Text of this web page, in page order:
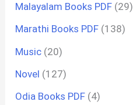
Malayalam Books PDF (29)
Marathi Books PDF (138)
Music (20)
Novel (127)
Odia Books PDF (4)